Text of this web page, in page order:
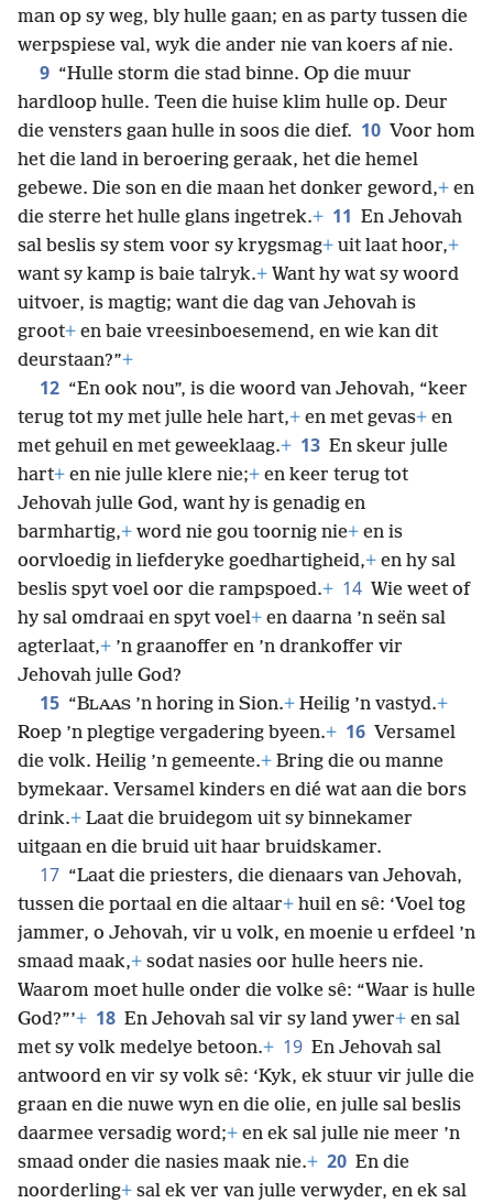
man op sy weg, bly hulle gaan; en as party tussen die
werpspiese val, wyk die ander nie van koers af nie.
9 “Hulle storm die stad binne. Op die muur
hardloop hulle. Teen die huise klim hulle op. Deur
die vensters gaan hulle in soos die dief. 10 Voor hom
het die land in beroering geraak, het die hemel
gebewe. Die son en die maan het donker geword,+ en
die sterre het hulle glans ingetrek.+ 11 En Jehovah
sal beslis sy stem voor sy krygsmag+ uit laat hoor,+
want sy kamp is baie talryk.+ Want hy wat sy woord
uitvoer, is magtig; want die dag van Jehovah is
groot+ en baie vreesinboesemend, en wie kan dit
deurstaan?”+
12 “En ook nou”, is die woord van Jehovah, “keer
terug tot my met julle hele hart,+ en met gevas+ en
met gehuil en met geweeklaag.+ 13 En skeur julle
hart+ en nie julle klere nie;+ en keer terug tot
Jehovah julle God, want hy is genadig en
barmhartig,+ word nie gou toornig nie+ en is
oorvloedig in liefderyke goedhartigheid,+ en hy sal
beslis spyt voel oor die rampspoed.+ 14 Wie weet of
hy sal omdraai en spyt voel+ en daarna ’n seën sal
agterlaat,+ ’n graanoffer en ’n drankoffer vir
Jehovah julle God?
15 “BLAAS ’n horing in Sion.+ Heilig ’n vastyd.+
Roep ’n plegtige vergadering byeen.+ 16 Versamel
die volk. Heilig ’n gemeente.+ Bring die ou manne
bymekaar. Versamel kinders en dié wat aan die bors
drink.+ Laat die bruidegom uit sy binnekamer
uitgaan en die bruid uit haar bruidskamer.
17 “Laat die priesters, die dienaars van Jehovah,
tussen die portaal en die altaar+ huil en sê: ‘Voel tog
jammer, o Jehovah, vir u volk, en moenie u erfdeel ’n
smaad maak,+ sodat nasies oor hulle heers nie.
Waarom moet hulle onder die volke sê: “Waar is hulle
God?”’+ 18 En Jehovah sal vir sy land ywer+ en sal
met sy volk medelye betoon.+ 19 En Jehovah sal
antwoord en vir sy volk sê: ‘Kyk, ek stuur vir julle die
graan en die nuwe wyn en die olie, en julle sal beslis
daarmee versadig word;+ en ek sal julle nie meer ’n
smaad onder die nasies maak nie.+ 20 En die
noorderling+ sal ek ver van julle verwyder, en ek sal